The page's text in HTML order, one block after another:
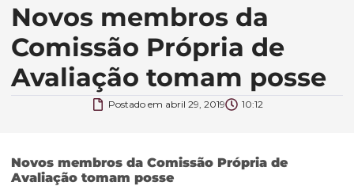
Novos membros da
Comissão Própria de
Avaliação tomam posse
Postado em abril 29, 2019 10:12
Novos membros da Comissão Própria de
Avaliação tomam posse